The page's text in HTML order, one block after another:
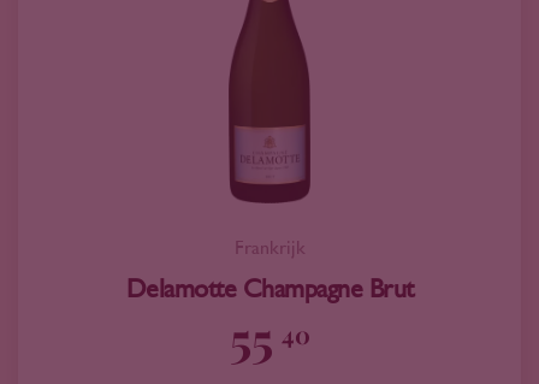
Frankrijk
Delamotte Champagne Brut
55 40